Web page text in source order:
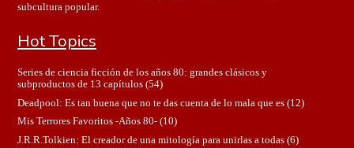
subcultura popular.
Hot Topics
Series de ciencia ficción de los años 80: grandes clásicos y
subproductos de 13 capítulos(54)
Deadpool: Es tan buena que no te das cuenta de lo mala que es(12)
Mis Terrores Favoritos -Años 80-(10)
J.R.R.Tolkien: El creador de una mitología para unirlas a todas(6)